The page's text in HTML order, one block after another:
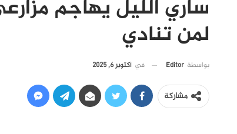
ساري الليل يهاجم
لمن تنادي
بواسطة Editor في أكتوبر 6, 2025
مشاركة